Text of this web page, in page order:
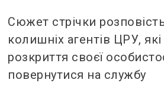
Сюжет стрічки
колишніх агентів ЦРУ,
розкриття своєї
повернутися на службу